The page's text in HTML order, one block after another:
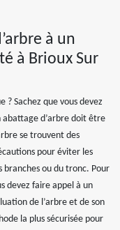
à un
à Brioux Sur
? Sachez que vous devez
abattage d’arbre doit être
se trouvent des
pour éviter les
branches ou du tronc. Pour
devez faire appel à un
de l’arbre et de son
la plus sécurisée pour